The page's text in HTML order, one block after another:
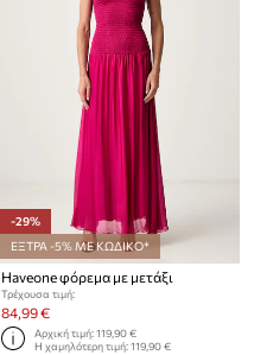
-29%
ΕΞΤΡΑ -5% ΜΕ ΚΩΔΙΚΟ*
Haveone φόρεμα με μετάξι
Τρέχουσα τιμή:
84,99 €
Αρχική τιμή:119,90 €
Η χαμηλότερη τιμή:119,90 €